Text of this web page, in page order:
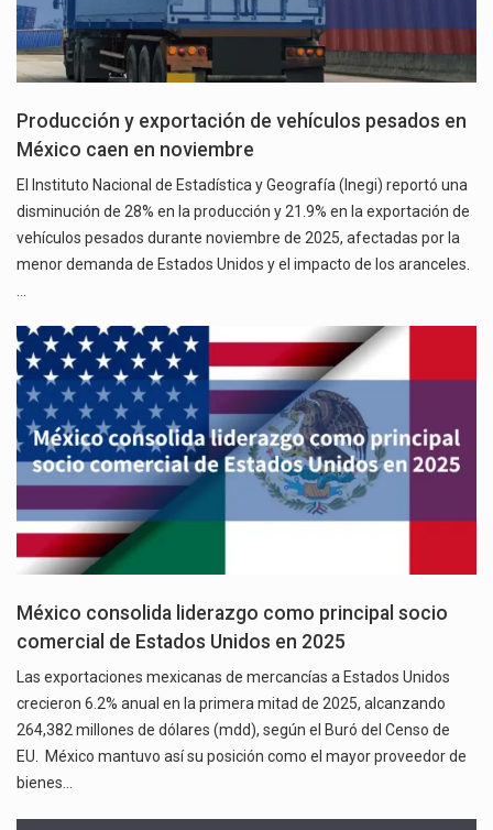
Producción y exportación de vehículos pesados en
México caen en noviembre
El Instituto Nacional de Estadística y Geografía (Inegi) reportó una
disminución de 28% en la producción y 21.9% en la exportación de
vehículos pesados durante noviembre de 2025, afectadas por la
menor demanda de Estados Unidos y el impacto de los aranceles.
México consolida liderazgo como principal socio
comercial de Estados Unidos en 2025
Las exportaciones mexicanas de mercancías a Estados Unidos
crecieron 6.2% anual en la primera mitad de 2025, alcanzando
264,382 millones de dólares (mdd), según el Buró del Censo de
EU. México mantuvo así su posición como el mayor proveedor de
bienes…